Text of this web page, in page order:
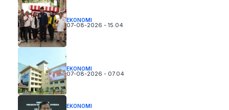
EKONOMI
07-08-2026 - 15.04
EKONOMI
07-08-2026 - 07.04
EKONOMI